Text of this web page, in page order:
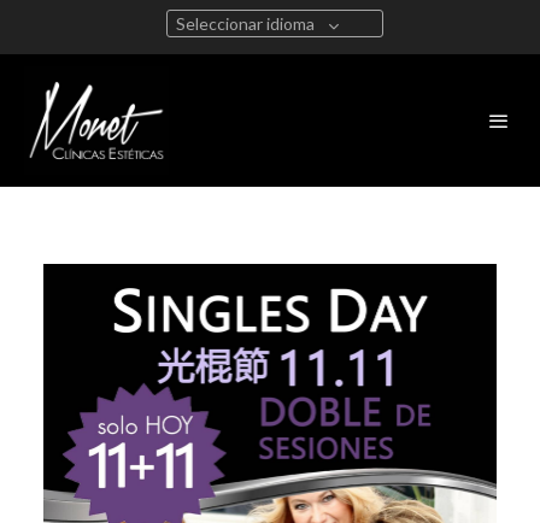
Seleccionar idioma